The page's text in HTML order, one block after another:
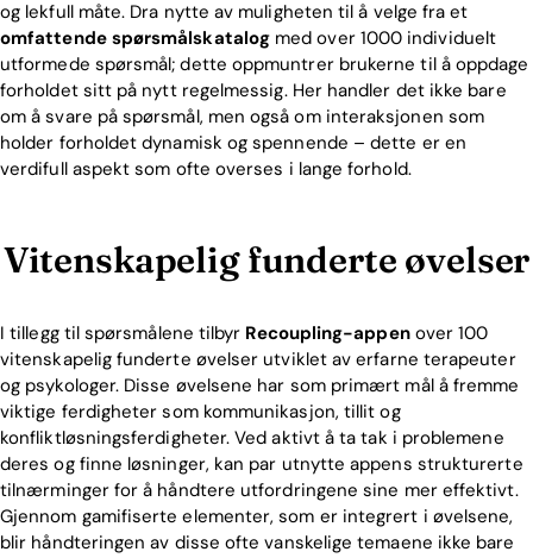
Home
og lekfull måte. Dra nytte av muligheten til å velge fra et
omfattende spørsmålskatalog med over 1000 individuelt
utformede spørsmål; dette oppmuntrer brukerne til å oppdage
forholdet sitt på nytt regelmessig. Her handler det ikke bare
om å svare på spørsmål, men også om interaksjonen som
holder forholdet dynamisk og spennende – dette er en
verdifull aspekt som ofte overses i lange forhold.
Vitenskapelig funderte øvelser
I tillegg til spørsmålene tilbyr Recoupling-appenover 100
vitenskapelig funderte øvelser utviklet av erfarne terapeuter
og psykologer. Disse øvelsene har som primært mål å fremme
viktige ferdigheter som kommunikasjon, tillit og
konfliktløsningsferdigheter. Ved aktivt å ta tak i problemene
deres og finne løsninger, kan par utnytte appens strukturerte
tilnærminger for å håndtere utfordringene sine mer effektivt.
Gjennom gamifiserte elementer, som er integrert i øvelsene,
blir håndteringen av disse ofte vanskelige temaene ikke bare